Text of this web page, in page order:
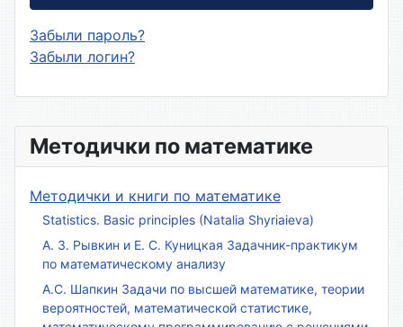
Методички по математике
Методички и книги по математике
Statistics. Basic principles (Natalia Shyriaieva)
А. З. Рывкин и Е. С. Куницкая Задачник-практикум
по математическому анализу
А.С. Шапкин Задачи по высшей математике, теории
вероятностей, математической статистике,
Забыли пароль?
Забыли логин?